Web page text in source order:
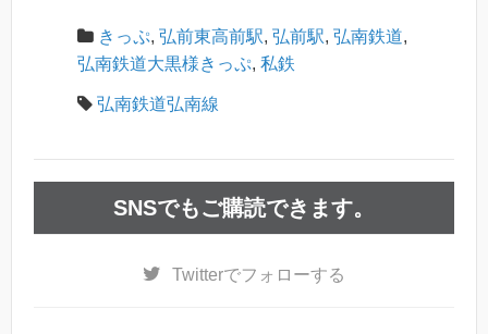
きっぷ, 弘前東高前駅, 弘前駅, 弘南鉄道,
弘南鉄道大黒様きっぷ, 私鉄
弘南鉄道弘南線
SNSでもご購読できます。
Twitterでフォローする